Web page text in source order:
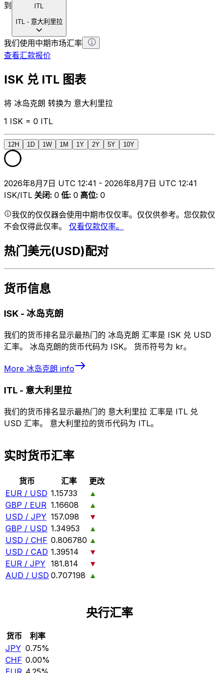
到
ITL
ITL - 意大利里拉
我们使用中期市场汇率
查看汇款报价
ISK 兑 ITL 图表
将 冰岛克朗 转换为 意大利里拉
1 ISK = 0 ITL
12H 1D 1W 1M 1Y 2Y 5Y 10Y
2026年8月7日 UTC 12:41 - 2026年8月7日 UTC 12:41
ISK/ITL 关闭: 0 低: 0 高位: 0
我仅的仅仅器会使用中期市仅仅率。仅仅供参考。您仅款仅
不会仅得此仅率。 仅看仅款仅率。
热门美元(USD)配对
货币信息
ISK - 冰岛克朗
我们的货币排名显示最热门的 冰岛克朗 汇率是 ISK 兑 USD
汇率。 冰岛克朗的货币代码为 ISK。 货币符号为 kr。
More 冰岛克朗 info
ITL - 意大利里拉
我们的货币排名显示最热门的 意大利里拉 汇率是 ITL 兑
USD 汇率。 意大利里拉的货币代码为 ITL。
实时货币汇率
货币 汇率
更改
EUR / USD 1.15733
▲
GBP / EUR 1.16608
▲
USD / JPY 157.098
▼
GBP / USD 1.34953
▲
USD / CHF 0.806780 ▲
USD / CAD 1.39514
▼
EUR / JPY 181.814
▼
AUD / USD 0.707198 ▲
央行汇率
货币
利率
JPY 0.75%
CHF 0.00%